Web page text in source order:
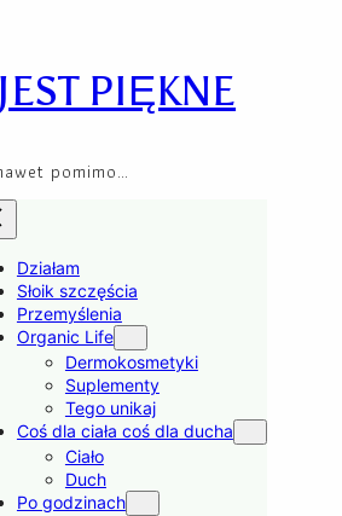
PIĘKNE
pomimo…
Działam
Słoik szczęścia
Przemyślenia
Organic Life
Dermokosmetyki
Suplementy
Tego unikaj
Coś dla ciała coś dla ducha
Ciało
Duch
Po godzinach